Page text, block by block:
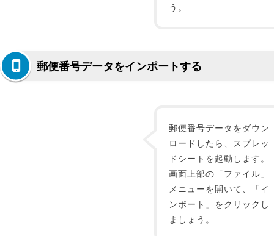
う。
郵便番号データをインポートする
郵便番号データをダウン
ロードしたら、スプレッ
ドシートを起動します。
画面上部の「ファイル」
メニューを開いて、「イ
ンポート」をクリックし
ましょう。